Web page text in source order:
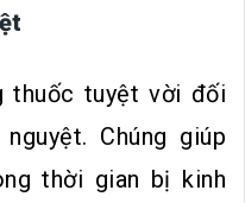
thuốc tuyệt vời đối
Chúng giúp
thời gian bị kinh